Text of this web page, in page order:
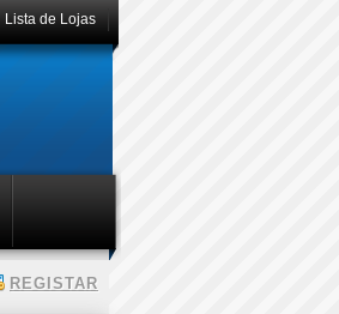
Lista de Lojas
REGISTAR